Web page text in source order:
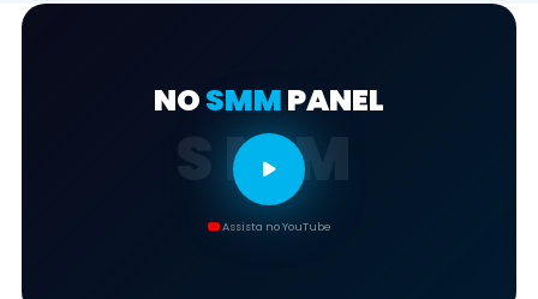
SMM
NOSMMPANEL
Assista no YouTube